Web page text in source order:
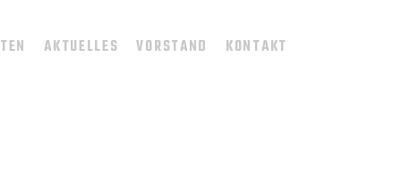
AKTUELLES VORSTAND KONTAKT